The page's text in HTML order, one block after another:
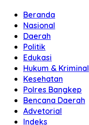
Beranda
Nasional
Daerah
Politik
Edukasi
Hukum & Kriminal
Kesehatan
Polres Bangkep
Bencana Daerah
Advetorial
Indeks